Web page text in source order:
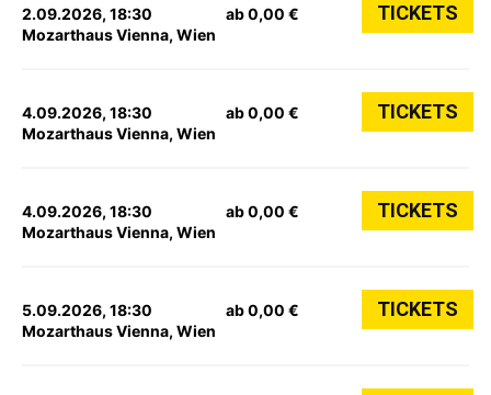
2.09.2026, 18:30
Mozarthaus Vienna, Wien
ab 0,00 € TICKETS
4.09.2026, 18:30
Mozarthaus Vienna, Wien
ab 0,00 € TICKETS
4.09.2026, 18:30
Mozarthaus Vienna, Wien
ab 0,00 € TICKETS
5.09.2026, 18:30
Mozarthaus Vienna, Wien
ab 0,00 € TICKETS